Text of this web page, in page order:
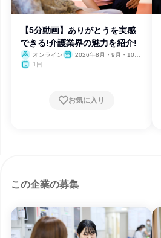
【5分動画】ありがとうを実感
できる!介護業界の魅力を紹介!
オンライン
2026年8月・9月・10
1日
お気に入り
この企業の募集